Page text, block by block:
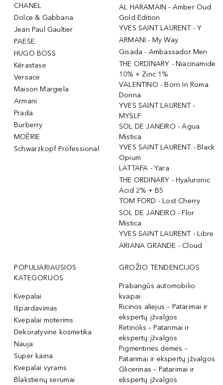
CHANEL
Dolce & Gabbana
Jean Paul Gaultier
PAESE
HUGO BOSS
Kérastase
Versace
Maison Margiela
Armani
Prada
Burberry
MOÉRIE
Schwarzkopf Professional
AL HARAMAIN - Amber Oud
Gold Edition
YVES SAINT LAURENT - Y
ARMANI - My Way
Gisada - Ambassador Men
THE ORDINARY - Niacinamide
10% + Zinc 1%
VALENTINO - Born In Roma
Donna
YVES SAINT LAURENT -
MYSLF
SOL DE JANEIRO - Agua
Mistica
YVES SAINT LAURENT - Black
Opium
LATTAFA - Yara
THE ORDINARY - Hyaluronic
Acid 2% + B5
TOM FORD - Lost Cherry
SOL DE JANEIRO - Flor
Mistica
YVES SAINT LAURENT - Libre
ARIANA GRANDE - Cloud
POPULIARIAUSIOS
KATEGORIJOS
Kvepalai
Išpardavimas
Kvepalai moterims
Dekoratyvinė kosmetika
Nauja
Super kaina
Kvepalai vyrams
Blakstienų serumai
GROŽIO TENDENCIJOS
Prabangūs automobilio
kvapai
Ricinos aliejus – Patarimai ir
ekspertų įžvalgos
Retinolis – Patarimai ir
ekspertų įžvalgos
Pigmentinės dėmės –
Patarimai ir ekspertų įžvalgos
Glicerinas – Patarimai ir
ekspertų įžvalgos